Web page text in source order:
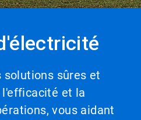
solutions sûres et
et la
vous aidant